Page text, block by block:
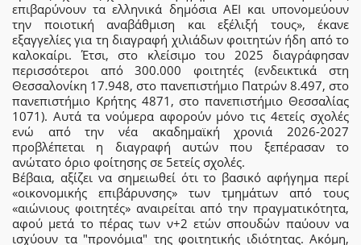
επιβαρύνουν τα ελληνικά δημόσια ΑΕΙ και υπονομεύουν
την ποιοτική αναβάθμιση και εξέλιξή τους», έκανε
εξαγγελίες για τη διαγραφή χιλιάδων φοιτητών ήδη από το
καλοκαίρι. Έτσι, στο κλείσιμο του 2025 διαγράφησαν
περισσότεροι από 300.000 φοιτητές (ενδεικτικά στη
Θεσσαλονίκη 17.948, στο πανεπιστήμιο Πατρών 8.497, στο
πανεπιστήμιο Κρήτης 4871, στο πανεπιστήμιο Θεσσαλίας
1071). Αυτά τα νούμερα αφορούν μόνο τις 4ετείς σχολές
ενώ από την νέα ακαδημαϊκή χρονιά 2026-2027
προβλέπεται η διαγραφή αυτών που ξεπέρασαν το
ανώτατο όριο φοίτησης σε 5ετείς σχολές.
Βέβαια, αξίζει να σημειωθεί ότι το βασικό αφήγημα περί
«οικονομικής επιβάρυνσης» των τμημάτων από τους
«αιώνιους φοιτητές» αναιρείται από την πραγματικότητα,
αφού μετά το πέρας των ν+2 ετών σπουδών παύουν να
ισχύουν τα "προνόμια" της φοιτητικής ιδιότητας. Ακόμη,